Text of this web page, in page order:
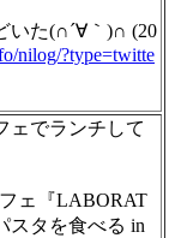
いた(∩´∀｀)∩ (20
nilog/?type=twitte
ェでランチして
ェ『LABORAT
スタを食べる in